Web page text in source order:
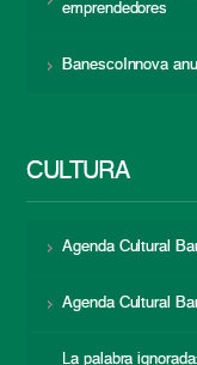
emprendedores
BanescoInnova
CULTURA
Agenda Cultural
Agenda Cultural
La palabra